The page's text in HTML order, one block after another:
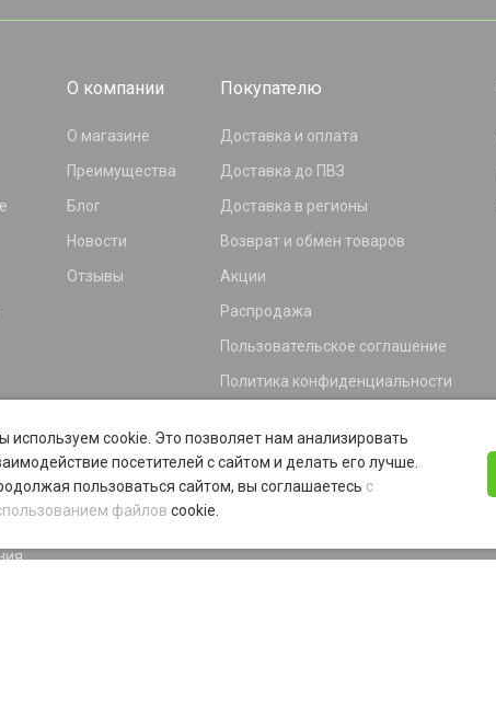
О компании
О магазине
Преимущества
Блог
Новости
Отзывы
Покупателю
Доставка и оплата
Доставка до ПВЗ
Доставка в регионы
Возврат и обмен товаров
Акции
Распродажа
Пользовательское соглашение
Политика конфиденциальности
Программа лояльности
используем cookie. Это позволяет нам анализировать
посетителей с сайтом и делать его лучше.
пользоваться сайтом, вы соглашаетесь с
файлов cookie.